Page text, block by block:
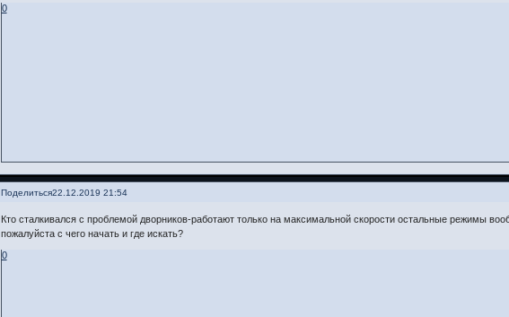
0
Поделиться22.12.2019 21:54
Кто сталкивался с проблемой дворников-работают только на максимальной скорости остальные режимы
пожалуйста с чего начать и где искать?
0